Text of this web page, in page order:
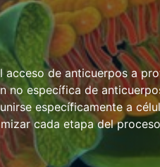
de anticuerpos a
no específica de
específicamente a
cada etapa del